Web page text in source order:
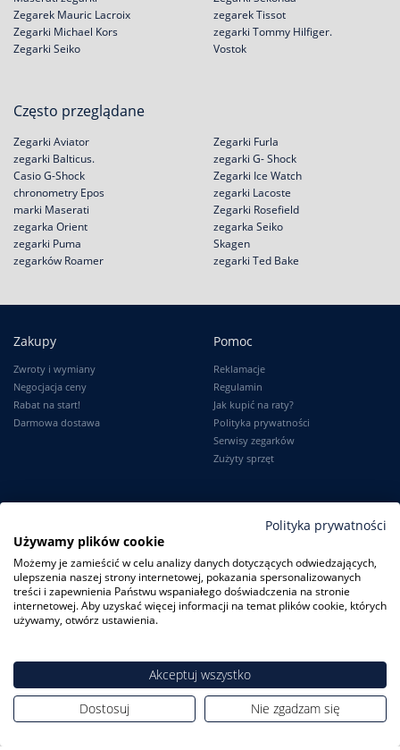
Zegarek Mauric Lacroix
Zegarki Michael Kors
Zegarki Seiko
zegarek Tissot
zegarki Tommy Hilfiger.
Vostok
Często przeglądane
Zegarki Aviator
zegarki Balticus.
Casio G-Shock
chronometry Epos
Zegarki Furla
zegarki G- Shock
Zegarki Ice Watch
zegarki Lacoste
marki Maserati
zegarka Orient
zegarki Puma
zegarków Roamer
Zegarki Rosefield
zegarka Seiko
Skagen
zegarki Ted Bake
Zakupy
Zwroty i wymiany
Negocjacja ceny
Rabat na start!
Darmowa dostawa
Pomoc
Reklamacje
Regulamin
Jak kupić na raty?
Polityka prywatności
Serwisy zegarków
Zużyty sprzęt
Logowanie
Karta Stałego Klienta
Moje zamówienia
Ustawienia konta
Informacje
O firmie
Dlaczego my?
Blog
ZegarkiCentrum.pl| ul. Derdowskiego 8A/1 80-319 Gdańsk| Tel.:+48
Polityka prywatności
Używamy plików cookie
Możemy je zamieścić w celu analizy danych dotyczących odwiedzających,
ulepszenia naszej strony internetowej, pokazania spersonalizowanych
treści i zapewnienia Państwu wspaniałego doświadczenia na stronie
internetowej. Aby uzyskać więcej informacji na temat plików cookie, których
używamy, otwórz ustawienia.
Akceptuj wszystko
Dostosuj
Nie zgadzam się